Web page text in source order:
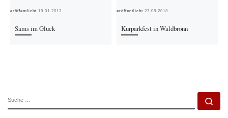
Veröffentlicht19.01.2013
Sams im Glück
Veröffentlicht27.08.2018
Kurparkfest in Waldbronn